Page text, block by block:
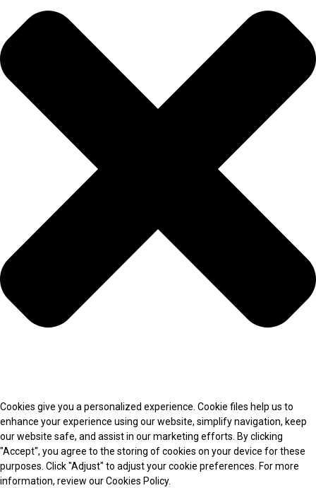
Cookies give you a personalized experience. Cookie files help us to
enhance your experience using our website, simplify navigation, keep
our website safe, and assist in our marketing efforts. By clicking
"Accept", you agree to the storing of cookies on your device for these
purposes. Click "Adjust" to adjust your cookie preferences. For more
information, review our Cookies Policy.